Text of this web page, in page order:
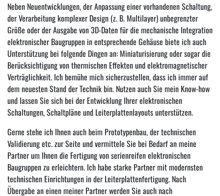
Neben Neuentwicklungen, der Anpassung einer vorhandenen Schaltung,
der Verarbeitung komplexer Design (z. B. Multilayer) unbegrenzter
Größe oder der Ausgabe von 3D-Daten für die mechanische Integration
elektronischer Baugruppen in entsprechende Gehäuse biete ich auch
Unterstützung bei folgende Dingen an: Miniaturisierung oder sogar die
Berücksichtigung von thermischen Effekten und elektromagnetischer
Verträglichkeit. Ich bemühe mich sicherzustellen, dass ich immer auf
dem neuesten Stand der Technik bin. Nutzen auch Sie mein Know-how
und lassen Sie sich bei der Entwicklung Ihrer elektronischen
Schaltungen, Schaltpläne und Leiterplattenlayouts unterstützen.
Gerne stehe ich Ihnen auch beim Prototypenbau, der technischen
Validierung etc. zur Seite und vermittele Sie bei Bedarf an meine
Partner um Ihnen die Fertigung von serienreifen elektronischen
Baugruppen zu erleichtern. Ich habe starke Partner mit modernsten
technischen Einrichtungen in der Leiterplattenfertigung. Nach
Übergabe an einen meiner Partner werden Sie auch nach